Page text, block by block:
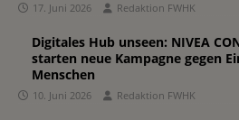
17. Juni 2026 Redaktion FWHK
Digitales Hub unseen: NIVEA
starten neue Kampagne gegen
Menschen
10. Juni 2026 Redaktion FWHK